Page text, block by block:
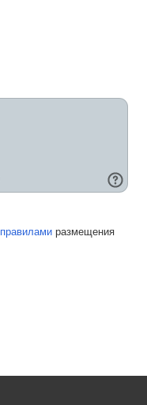
правилами размещения